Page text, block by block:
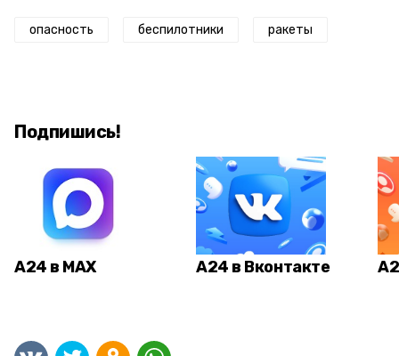
опасность беспилотники ракеты
Подпишись!
А24 в MAX А24 в Вконтакте